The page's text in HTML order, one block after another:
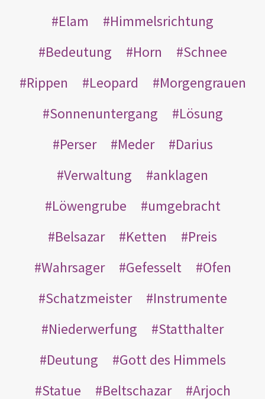
Elam
Himmelsrichtung
Bedeutung
Horn
Schnee
Rippen
Leopard
Morgengrauen
Sonnenuntergang
Lösung
Perser
Meder
Darius
Verwaltung
anklagen
Löwengrube
umgebracht
Belsazar
Ketten
Preis
Wahrsager
Gefesselt
Ofen
Schatzmeister
Instrumente
Niederwerfung
Statthalter
Deutung
Gott des Himmels
Statue
Beltschazar
Arjoch